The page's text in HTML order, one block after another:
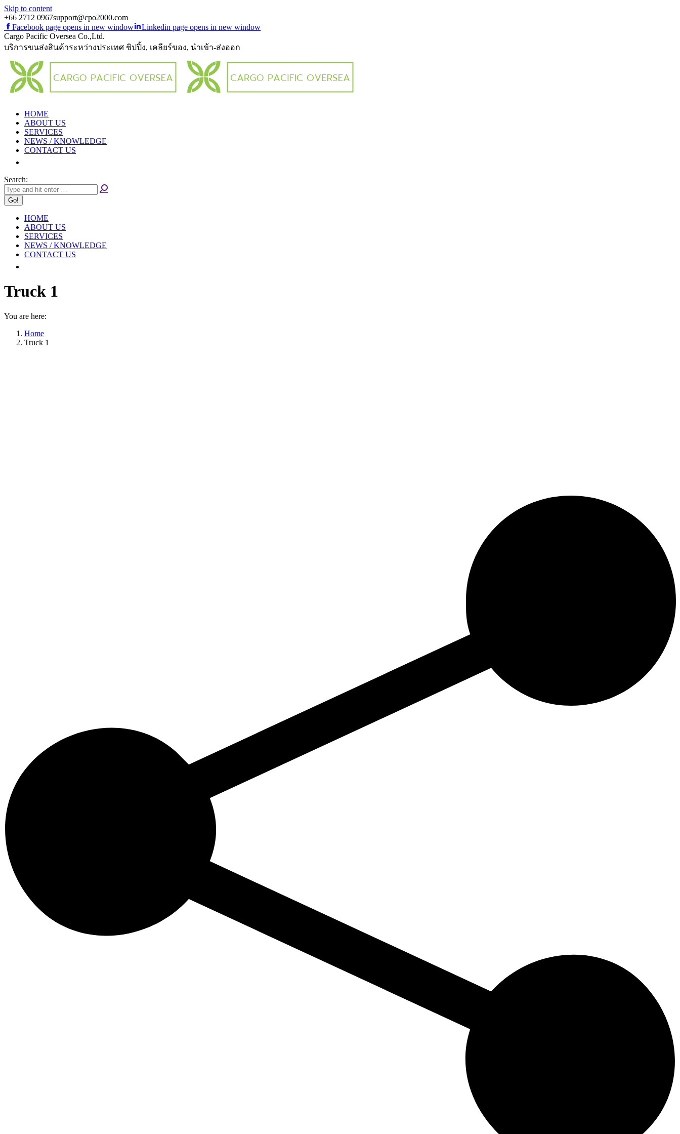
Skip to content
+66 2712 0967support@cpo2000.com
Facebook page opens in new window
Linkedin page opens in new window
Cargo Pacific Oversea Co.,Ltd.
บริการขนส่งสินค้าระหว่างประเทศ ชิปปิ้ง, เคลียร์ของ, นำเข้า-ส่งออก
HOME
ABOUT US
SERVICES
NEWS / KNOWLEDGE
CONTACT US
Search:
HOME
ABOUT US
SERVICES
NEWS / KNOWLEDGE
CONTACT US
Truck 1
You are here:
Home
Truck 1